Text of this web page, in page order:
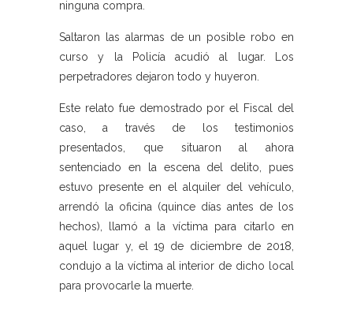
ninguna compra.
Saltaron las alarmas de un posible robo en
curso y la Policía acudió al lugar. Los
perpetradores dejaron todo y huyeron.
Este relato fue demostrado por el Fiscal del
caso, a través de los testimonios
presentados, que situaron al ahora
sentenciado en la escena del delito, pues
estuvo presente en el alquiler del vehículo,
arrendó la oficina (quince días antes de los
hechos), llamó a la víctima para citarlo en
aquel lugar y, el 19 de diciembre de 2018,
condujo a la víctima al interior de dicho local
para provocarle la muerte.